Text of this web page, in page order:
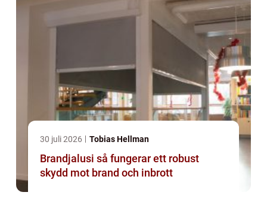
30 juli 2026 Tobias Hellman
Brandjalusi så fungerar ett robust
skydd mot brand och inbrott